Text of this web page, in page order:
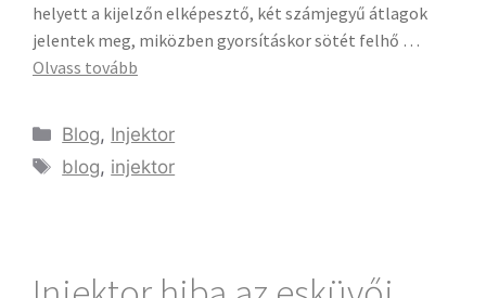
helyett a kijelzőn elképesztő, két számjegyű átlagok
jelentek meg, miközben gyorsításkor sötét felhő …
Olvass tovább
Blog, Injektor
blog, injektor